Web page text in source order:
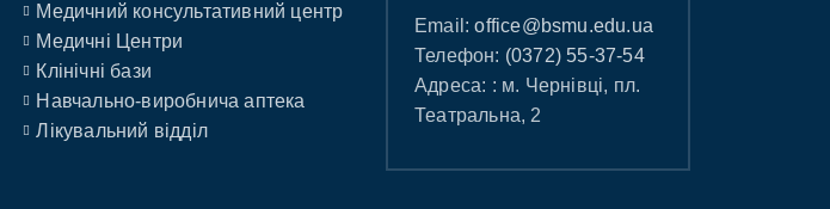
Медичний консультативний центр
Медичні Центри
Клінічні бази
Навчально-виробнича аптека
Лікувальний відділ
Email:office@bsmu.edu.ua
Телефон: (0372) 55-37-54
Адреса: : м. Чернівці, пл.
Театральна, 2